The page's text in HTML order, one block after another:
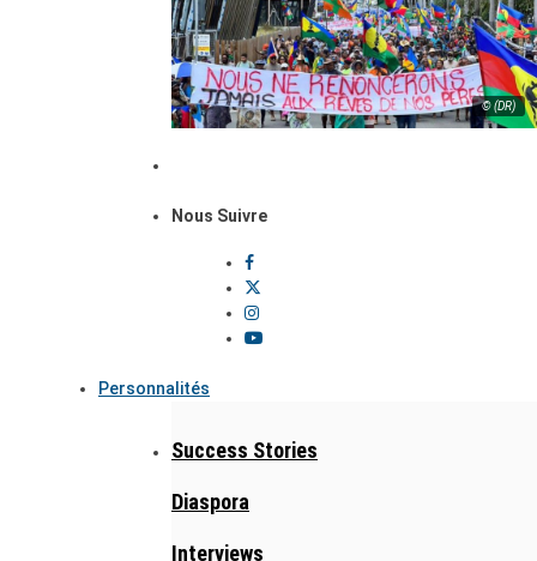
© (DR)
Nous Suivre
Personnalités
Success Stories
Diaspora
Interviews